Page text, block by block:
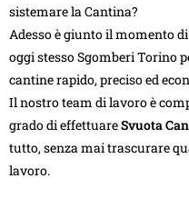
sistemare la Cantina?
Adesso è giunto il momento
oggi stesso Sgomberi Torino
cantine rapido, preciso ed
Il nostro team di lavoro è
grado di effettuareSvuota
tutto, senza mai trascurare
lavoro.